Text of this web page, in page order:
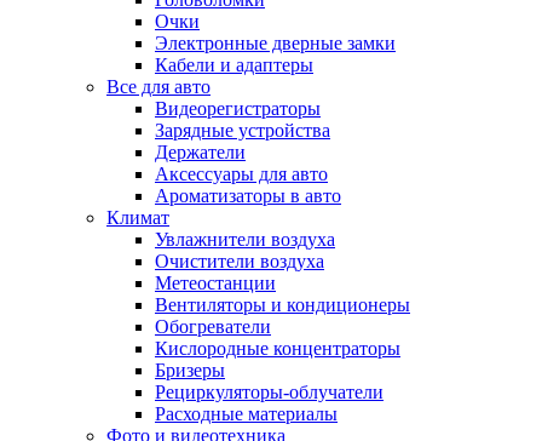
Очки
Электронные дверные замки
Кабели и адаптеры
Все для авто
Видеорегистраторы
Зарядные устройства
Держатели
Аксессуары для авто
Ароматизаторы в авто
Климат
Увлажнители воздуха
Очистители воздуха
Метеостанции
Вентиляторы и кондиционеры
Обогреватели
Кислородные концентраторы
Бризеры
Рециркуляторы-облучатели
Расходные материалы
Фото и видеотехника